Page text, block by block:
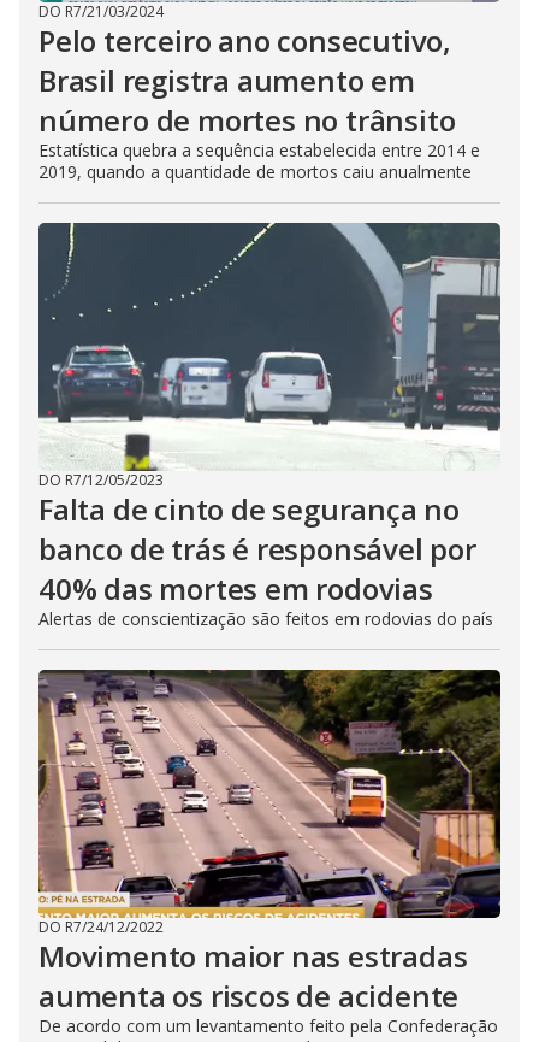
DO R7/21/03/2024
Pelo terceiro ano consecutivo,
Brasil registra aumento em
número de mortes no trânsito
Estatística quebra a sequência estabelecida entre 2014 e
2019, quando a quantidade de mortos caiu anualmente
DO R7/12/05/2023
Falta de cinto de segurança no
banco de trás é responsável por
40% das mortes em rodovias
Alertas de conscientização são feitos em rodovias do país
DO R7/24/12/2022
Movimento maior nas estradas
aumenta os riscos de acidente
De acordo com um levantamento feito pela Confederação